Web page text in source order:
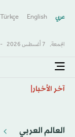
عربي English
Türkçe
الجمعة, 7 أغسطس 2026 -
آخر الأخبار
العالم العربي